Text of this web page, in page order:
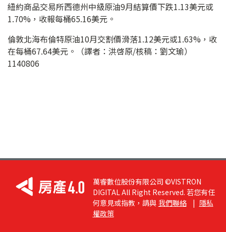
紐約商品交易所西德州中級原油9月結算價下跌1.13美元或
1.70%，收報每桶65.16美元。
倫敦北海布倫特原油10月交割價滑落1.12美元或1.63%，收
在每桶67.64美元。（譯者：洪啓原/核稿：劉文瑜）
1140806
萬睿數位股份有限公司 ©VISTRON
DIGITAL All Right Reserved. 若您有任
何意見或指教，請與 我們聯絡 | 隱私
權政策